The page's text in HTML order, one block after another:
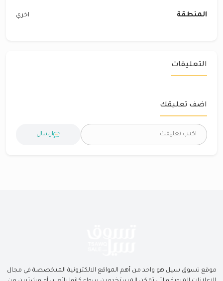
المنطقة اخري
التعليقات
اضف تعليقك
ارسال
موقع تسوق سيل هو واحد من أهم المواقع الالكترونية المتخصصة في مجال